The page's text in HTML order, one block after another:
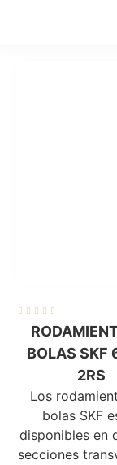
BOLAS SKF
2RS
Los
bolas SKF
disponibles en
secciones